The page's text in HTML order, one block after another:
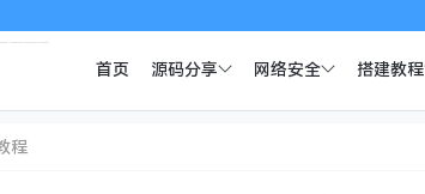
首页 源码分享 网络安全 搭建教程
程